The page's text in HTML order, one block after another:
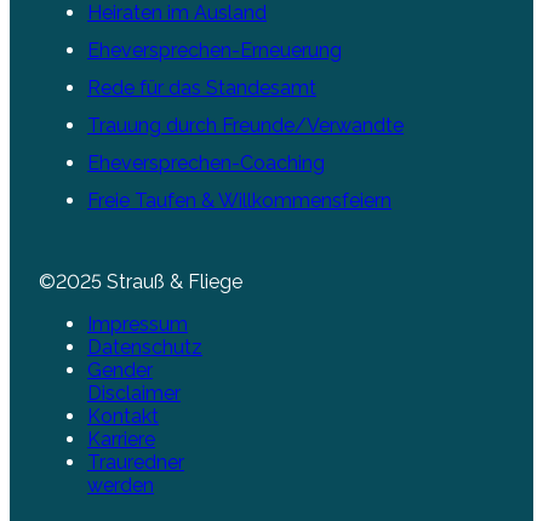
Heiraten im Ausland
Eheversprechen-Erneuerung
Rede für das Standesamt
Trauung durch Freunde/Verwandte
Eheversprechen-Coaching
Freie Taufen & Willkommensfeiern
©2025 Strauß & Fliege
Impressum
Datenschutz
Gender
Disclaimer
Kontakt
Karriere
Trauredner
werden